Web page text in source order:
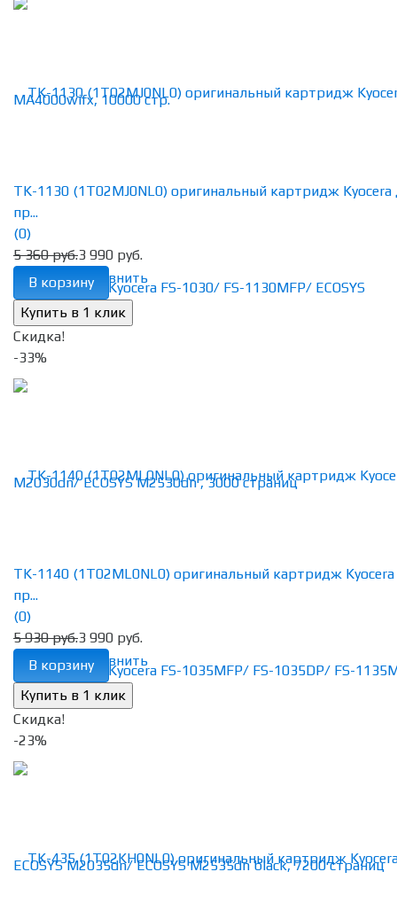
избранное сравнить
TK-1130 (1T02MJ0NL0) оригинальный картридж Kyocera
пр...
(0)
5 360 руб.3 990 руб.
В корзину
Скидка!
-33%
избранное сравнить
TK-1140 (1T02ML0NL0) оригинальный картридж
пр...
(0)
5 930 руб.3 990 руб.
В корзину
Скидка!
-23%